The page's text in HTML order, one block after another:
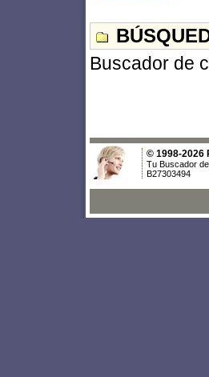
Buscador de
© 1998-2026
Tu Buscador
B27303494